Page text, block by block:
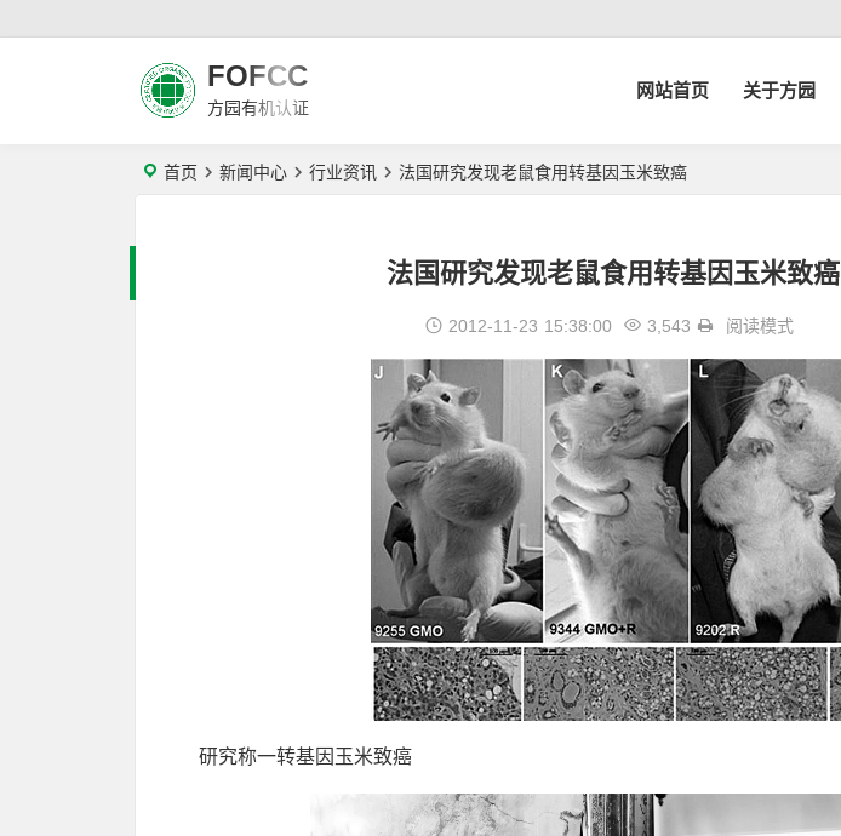
FOFCC
方园有机认证
网站首页 关于方园
首页 新闻中心 行业资讯 法国研究发现老鼠食用转基因玉米致癌
法国研究发现老鼠食用转基因玉米致癌
2012-11-23 15:38:00 3,543 阅读模式
研究称一转基因玉米致癌